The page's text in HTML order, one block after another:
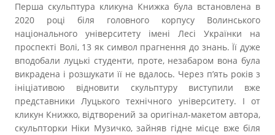
Перша скульптура кликуна Книжка була встановлена в
2020 році біля головного корпусу Волинського
національного університету імені Лесі Українки на
проспекті Волі, 13 як символ прагнення до знань. Її дуже
вподобали луцькі студенти, проте, незабаром вона була
викрадена і розшукати її не вдалось. Через п’ять років з
ініціативою відновити скульптуру виступили вже
представники Луцького технічного університету. І от
кликун Книжко, відтворений за оригінал-макетом автора,
скульпторки Ніки Музичко, зайняв гідне місце вже біля